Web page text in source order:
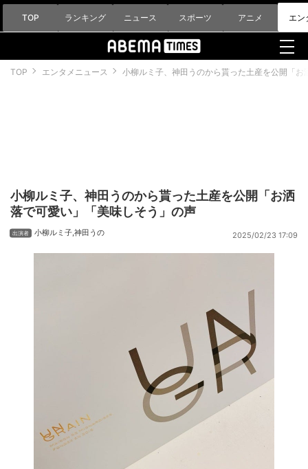
TOP ランキング ニュース スポーツ アニメ エン
TOP エンタメニュース 小柳ルミ子、神田うのから貰った土産を公開「
小柳ルミ子、神田うのから貰った土産を公開「お洒
落で可愛い」「美味しそう」の声
小柳ルミ子,神田うの 2025/02/23 17:09